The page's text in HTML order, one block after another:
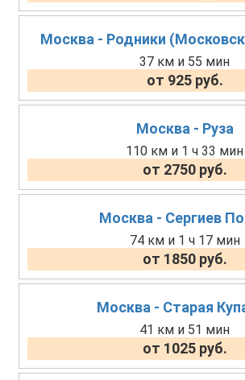
Москва - Родники
37 км и 55 мин
от 925 руб.
Москва - Руза
110 км и 1 ч 33 мин
от 2750 руб.
Москва - Сергиев
74 км и 1 ч 17 мин
от 1850 руб.
Москва - Старая
41 км и 51 мин
от 1025 руб.